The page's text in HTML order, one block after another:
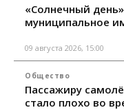
«Солнечный
муниципальное
09 августа 2026, 15:00
Общество
Пассажиру
стало плохо во